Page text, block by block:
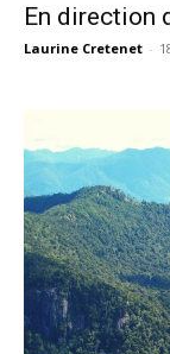
En direction
Laurine Cretenet -